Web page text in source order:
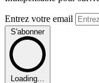
Entrez votre email
S'abonner
Loading...